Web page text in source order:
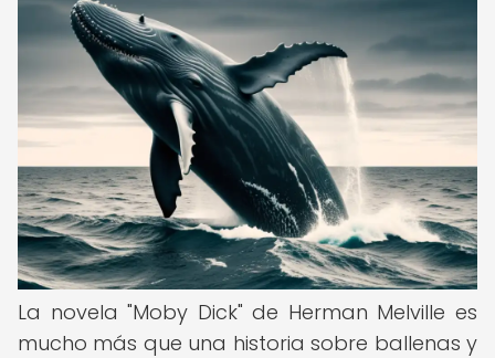
La novela "Moby Dick" de Herman Melville es
mucho más que una historia sobre ballenas y